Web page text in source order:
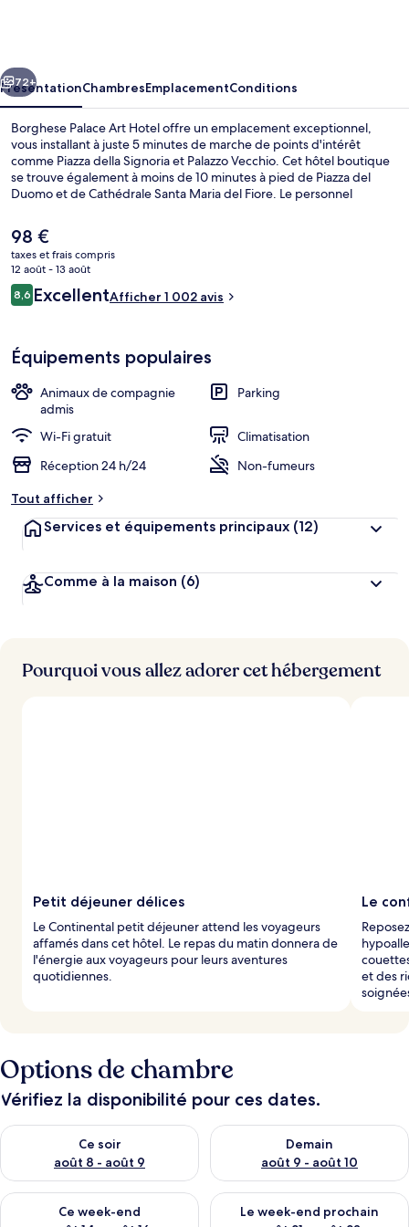
Suivant
72+
PrésentationChambresEmplacementConditions
Borghese Palace Art Hotel offre un emplacement exceptionnel,
vous installant à juste 5 minutes de marche de points d'intérêt
comme Piazza della Signoria et Palazzo Vecchio. Cet hôtel boutique
se trouve également à moins de 10 minutes à pied de Piazza del
Duomo et de Cathédrale Santa Maria del Fiore. Le personnel
des autres voyageurs. Les transports publics se situent à une courte
distance à pied : Arrêt de tramway Université San Marco est à 13 min
et Arrêt de tram Unità, à 14 min.
Le
prix
actuel
est
de
98 €
taxes et frais compris
12 août - 13 août
Avis
voyageurs
8,68,6 sur 10
ExcellentAfficher 1 002 avis
Équipements populaires
Animaux de compagnie
admis
Parking
Wi-Fi gratuit
Climatisation
Réception 24 h/24
Non-fumeurs
Tout afficher
Services et équipements principaux (12)
Comme à la maison (6)
Pourquoi vous allez adorer cet hébergement
Petit déjeuner délices
Le Continental petit déjeuner attend les voyageurs
affamés dans cet hôtel. Le repas du matin donnera de
l'énergie aux voyageurs pour leurs aventures
quotidiennes.
Le
et des
Options de chambre
Vérifiez la disponibilité pour ces dates.
Ce soir
août 8 - août 9
Vérifier la disponibilité pour ce soir août 8 - août 9
Demain
août 9 - août 10
Vérifier la disponibilité pour
Ce week-end
Vérifier la disponibilité pour ce week-end août 14 - août 16
Le week-end prochain
Vérifier la disponibilité pour